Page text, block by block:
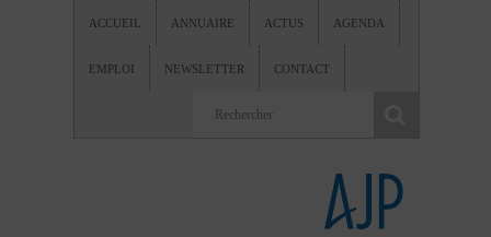
ACCUEIL ANNUAIRE ACTUS AGENDA
EMPLOI NEWSLETTER CONTACT